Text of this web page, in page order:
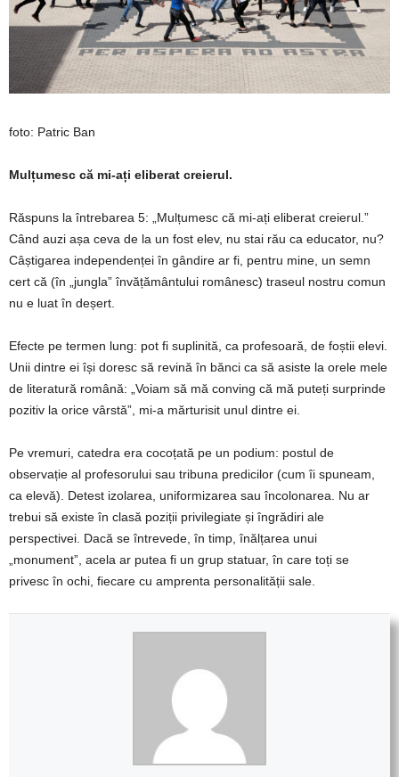
foto: Patric Ban
Mulțumesc că mi-ați eliberat creierul.
Răspuns la întrebarea 5: „Mulțumesc că mi-ați eliberat creierul.”
Când auzi așa ceva de la un fost elev, nu stai rău ca educator, nu?
Câștigarea independenței în gândire ar fi, pentru mine, un semn
cert că (în „jungla” învățământului românesc) traseul nostru comun
nu e luat în deșert.
Efecte pe termen lung: pot fi suplinită, ca profesoară, de foștii elevi.
Unii dintre ei își doresc să revină în bănci ca să asiste la orele mele
de literatură română: „Voiam să mă conving că mă puteți surprinde
pozitiv la orice vârstă”, mi-a mărturisit unul dintre ei.
Pe vremuri, catedra era cocoțată pe un podium: postul de
observație al profesorului sau tribuna predicilor (cum îi spuneam,
ca elevă). Detest izolarea, uniformizarea sau încolonarea. Nu ar
trebui să existe în clasă poziții privilegiate și îngrădiri ale
perspectivei. Dacă se întrevede, în timp, înălțarea unui
„monument”, acela ar putea fi un grup statuar, în care toți se
privesc în ochi, fiecare cu amprenta personalității sale.